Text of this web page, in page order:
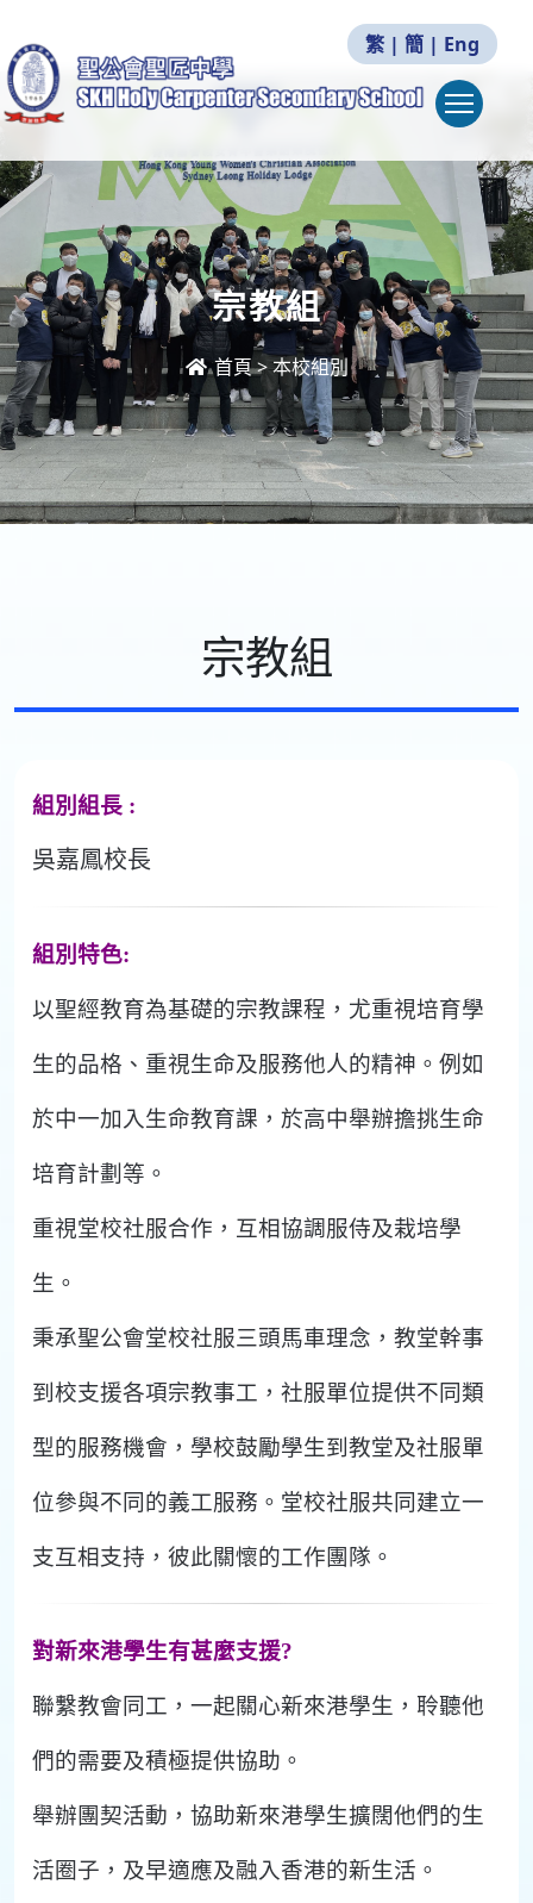
繁 | 簡 | Eng
宗教組
首頁>本校組別
宗教組
組別組長 :
吳嘉鳳校長
組別特色:
以聖經教育為基礎的宗教課程，尤重視培育學
生的品格、重視生命及服務他人的精神。例如
於中一加入生命教育課，於高中舉辦擔挑生命
培育計劃等。
重視堂校社服合作，互相協調服侍及栽培學
生。
秉承聖公會堂校社服三頭馬車理念，教堂幹事
到校支援各項宗教事工，社服單位提供不同類
型的服務機會，學校鼓勵學生到教堂及社服單
位參與不同的義工服務。堂校社服共同建立一
支互相支持，彼此關懷的工作團隊。
對新來港學生有甚麼支援?
聯繫教會同工，一起關心新來港學生，聆聽他
們的需要及積極提供協助。
舉辦團契活動，協助新來港學生擴闊他們的生
活圈子，及早適應及融入香港的新生活。